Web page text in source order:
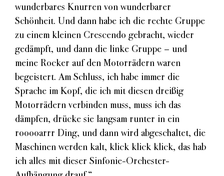
wunderbares Knurren von wunderbarer
Schönheit. Und dann habe ich die rechte Gruppe
zu einem kleinen Crescendo gebracht, wieder
gedämpft, und dann die linke Gruppe – und
meine Rocker auf den Motorrädern waren
begeistert. Am Schluss, ich habe immer die
Sprache im Kopf, die ich mit diesen dreißig
Motorrädern verbinden muss, muss ich das
dämpfen, drücke sie langsam runter in ein
rooooarrr Ding, und dann wird abgeschaltet, die
Maschinen werden kalt, klick klick klick, das hab
ich alles mit dieser Sinfonie-Orchester-